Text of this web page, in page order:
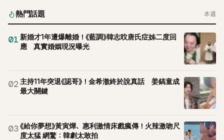
熱門話題 本週
01 新婚才1年遭爆離婚！《藍調》韓志旼唐氏症姊二度回
應 真實婚姻現況曝光
02 主持11年突退《認哥》！金希澈終於說真話 姜鎬童成
最大關鍵
03《給你夢想》黃寅燁、惠利激情床戲瘋傳！火辣激吻尺
度太猛 網驚：韓劇太敢拍